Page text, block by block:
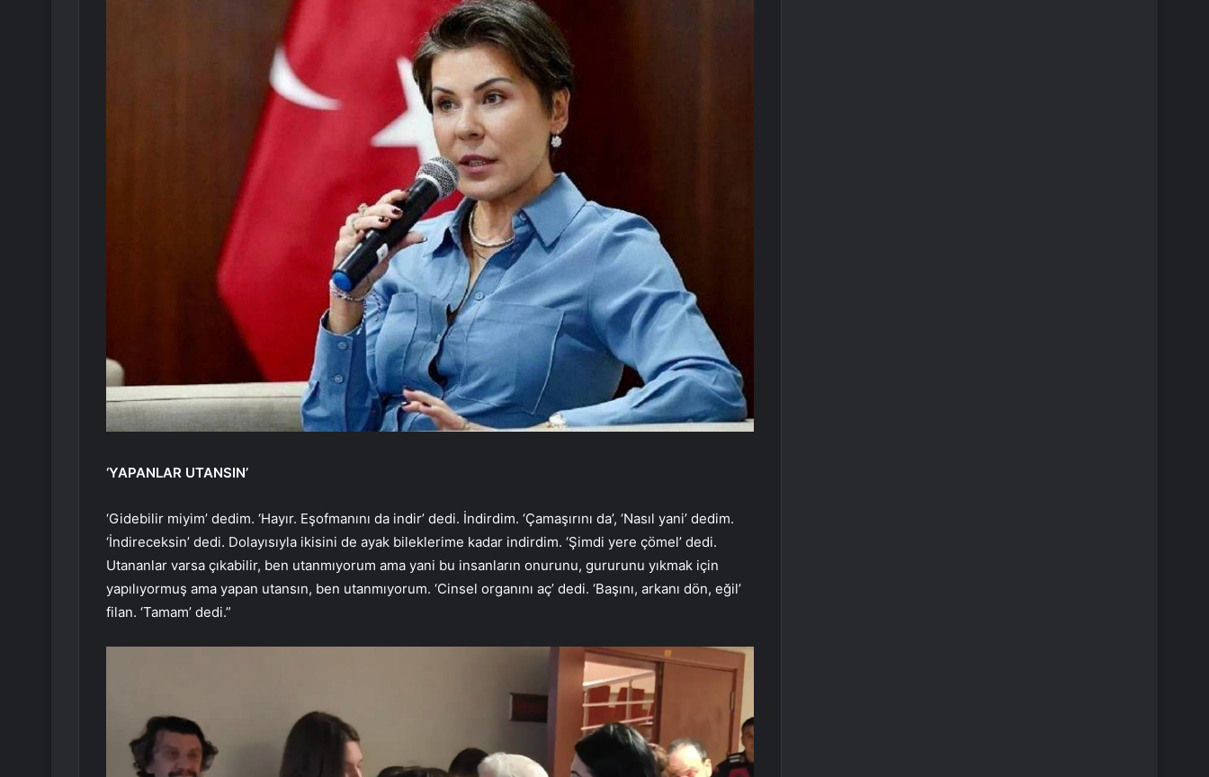
‘YAPANLAR UTANSIN’
‘Gidebilir miyim’ dedim. ‘Hayır. Eşofmanını da indir’ dedi. İndirdim. ‘Çamaşırını da’, ‘Nasıl yani’ dedim.
‘İndireceksin’ dedi. Dolayısıyla ikisini de ayak bileklerime kadar indirdim. ‘Şimdi yere çömel’ dedi.
Utananlar varsa çıkabilir, ben utanmıyorum ama yani bu insanların onurunu, gururunu yıkmak için
yapılıyormuş ama yapan utansın, ben utanmıyorum. ‘Cinsel organını aç’ dedi. ‘Başını, arkanı dön, eğil’
filan. ‘Tamam’ dedi.”